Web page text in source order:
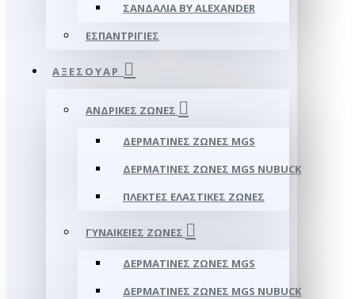
ΣΑΝΔΆΛΙΑ BY ALEXANDER
ΕΣΠΑΝΤΡΊΓΙΕΣ
ΑΞΕΣΟΥΑΡ
ΑΝΔΡΙΚΈΣ ΖΏΝΕΣ
ΔΕΡΜΆΤΙΝΕΣ ΖΏΝΕΣ MGS
ΔΕΡΜΆΤΙΝΕΣ ΖΏΝΕΣ MGS NUBUCK
ΠΛΕΚΤΈΣ ΕΛΑΣΤΙΚΈΣ ΖΏΝΕΣ
ΓΥΝΑΙΚΕΊΕΣ ΖΏΝΕΣ
ΔΕΡΜΆΤΙΝΕΣ ΖΏΝΕΣ MGS
ΔΕΡΜΆΤΙΝΕΣ ΖΏΝΕΣ MGS NUBUCK